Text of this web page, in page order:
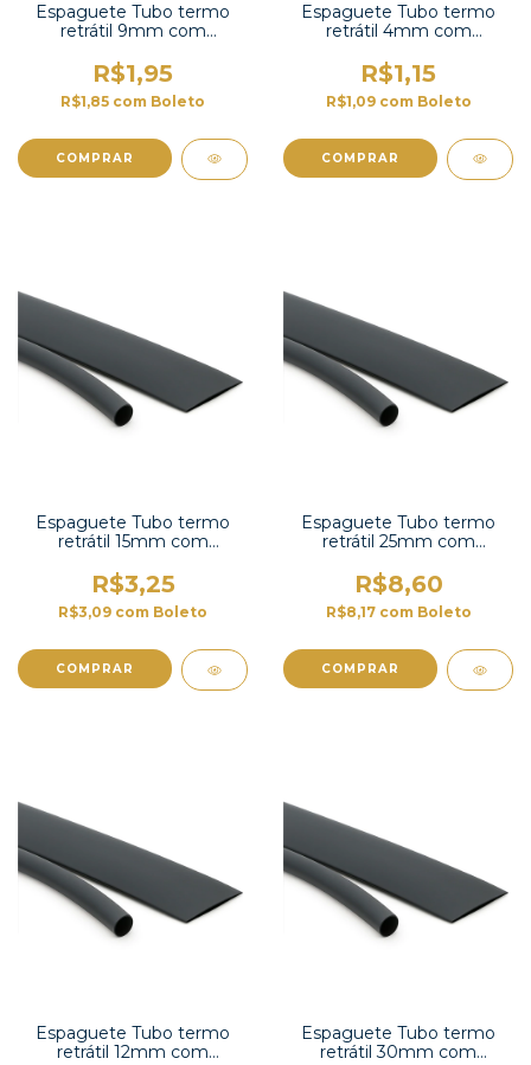
Espaguete Tubo termo
retrátil 9mm com
R$1,95
R$1,85 com Boleto
COMPRAR
Espaguete Tubo termo
retrátil 4mm com
R$1,15
R$1,09 com Boleto
COMPRAR
Espaguete Tubo termo
retrátil 15mm com
R$3,25
R$3,09 com Boleto
COMPRAR
Espaguete Tubo termo
retrátil 25mm com
R$8,60
R$8,17 com Boleto
COMPRAR
Espaguete Tubo termo
retrátil 12mm com
Espaguete Tubo termo
retrátil 30mm com